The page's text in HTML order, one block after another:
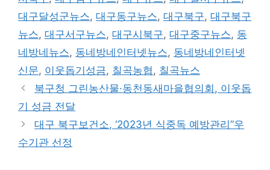
대구달성군뉴스, 대구동구뉴스, 대구북구, 대구북구
뉴스, 대구서구뉴스, 대구시북구, 대구중구뉴스, 동
네방네뉴스, 동네방네인터넷뉴스, 동네방네인터넷
신문, 이웃돕기성금, 칠곡농협 , 칠곡뉴스
북구청 그린농산물·동천동새마을협의회, 이웃돕
기 성금 전달
대구 북구보건소, ‘2023년 식중독 예방관리”우
수기관 선정